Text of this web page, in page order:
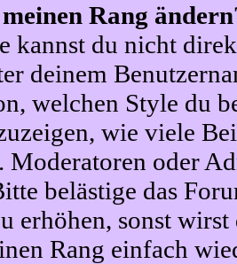
Rang
kannst du nicht
deinem
welchen Style du
wie viele
Moderatoren oder
belästige das
erhöhen, sonst
Rang einfach